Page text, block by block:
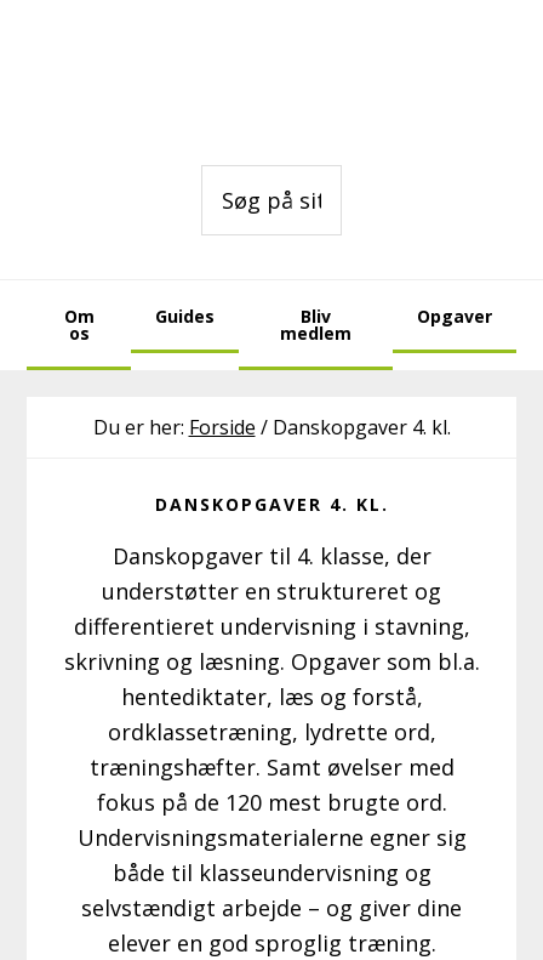
på
sitet
Om
os
Guides Bliv
medlem
Opgaver
Du er her: Forside /Danskopgaver 4. kl.
DANSKOPGAVER 4. KL.
Danskopgaver til 4. klasse, der
understøtter en struktureret og
differentieret undervisning i stavning,
skrivning og læsning. Opgaver som bl.a.
hentediktater, læs og forstå,
ordklassetræning, lydrette ord,
træningshæfter. Samt øvelser med
fokus på de 120 mest brugte ord.
Undervisningsmaterialerne egner sig
både til klasseundervisning og
selvstændigt arbejde – og giver dine
elever en god sproglig træning.